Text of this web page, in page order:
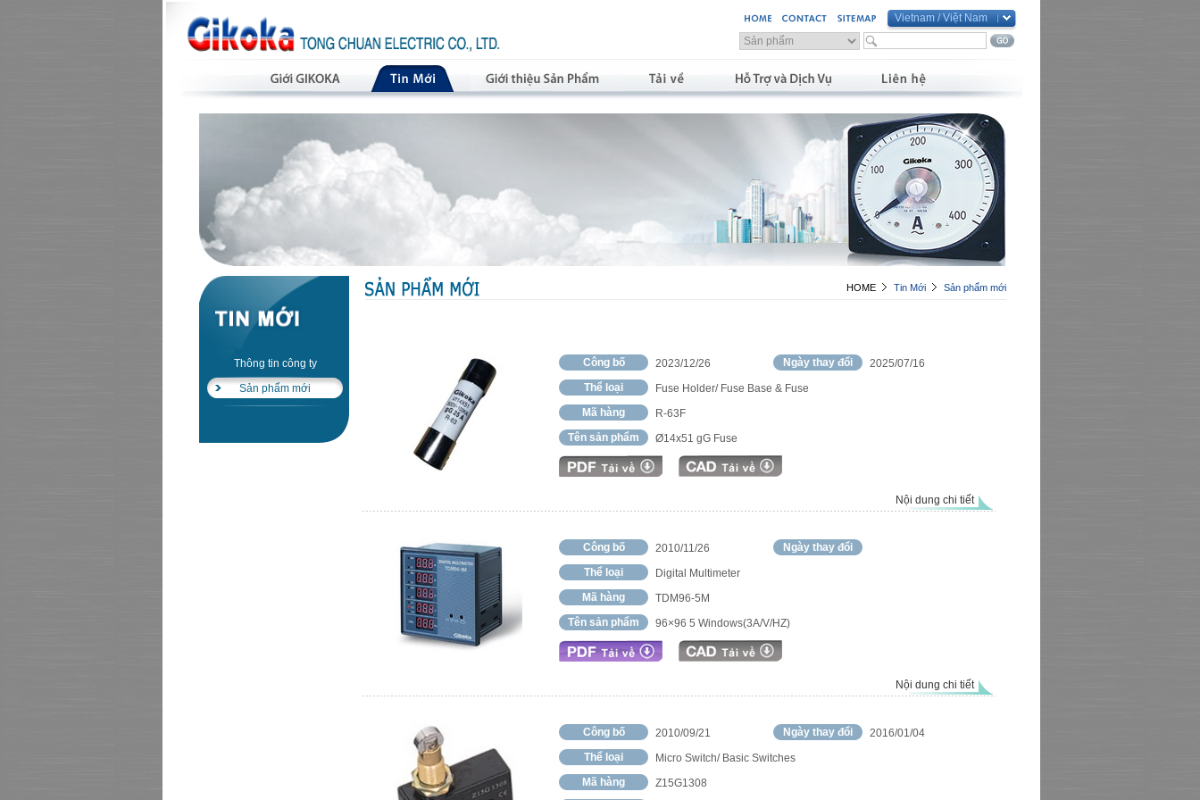
Vietnam / Việt Nam
China / 简体中文
Vietnam / Việt Nam
Thông tin công ty
Sản phẩm mới
HOME Tin Mới Sản phẩm mới
Công bố 2023/12/26 Ngày thay đổi
2025/07/16
Thể loại
Fuse Holder/ Fuse Base & Fuse
Mã hàng
R-63F
Tên sản phẩm
Ø14x51 gG Fuse
Nội dung chi tiết
Công bố 2010/11/26
Ngày thay đổi
Thể loại
Digital Multimeter
Mã hàng
TDM96-5M
Tên sản phẩm
96×96 5 Windows(3A/V/HZ)
Nội dung chi tiết
Công bố 2010/09/21 Ngày thay đổi
2016/01/04
Thể loại
Micro Switch/ Basic Switches
Mã hàng
Z15G1308